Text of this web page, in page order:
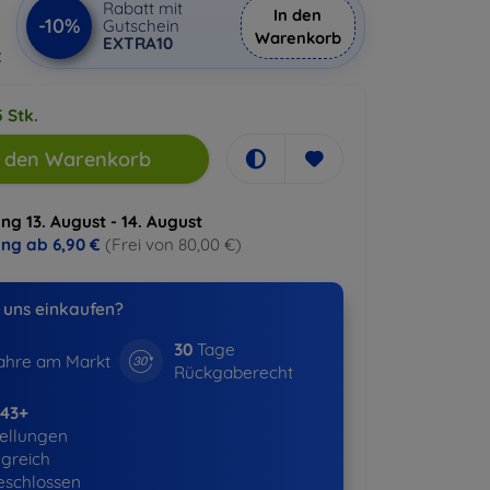
-10%
Rabatt mit
Gutschein
EXTRA10
In den
Warenkorb
Stk.
den Warenkorb
13. August - 14. August
ab 6,90 € (Frei von 80,00 €)
einkaufen?
am Markt
30Tage
Rückgaberecht